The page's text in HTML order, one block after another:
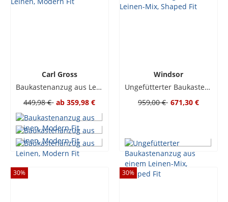
Carl Gross
Baukastenanzug aus Leinen, Modern Fit
449,98 € ab 359,98 €
Windsor
Ungefütterter Baukastenanzug aus einem Leinen-Mix, Shaped Fit
959,00 € 671,30 €
30% 30%